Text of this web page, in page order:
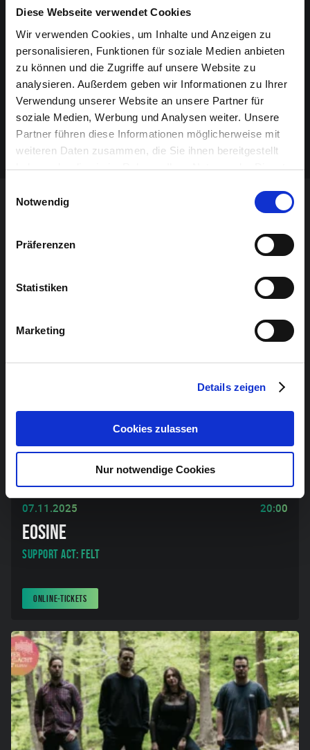
Diese Webseite verwendet Cookies
Wir verwenden Cookies, um Inhalte und Anzeigen zu
personalisieren, Funktionen für soziale Medien anbieten
zu können und die Zugriffe auf unsere Website zu
analysieren. Außerdem geben wir Informationen zu Ihrer
Verwendung unserer Website an unsere Partner für
soziale Medien, Werbung und Analysen weiter. Unsere
Partner führen diese Informationen möglicherweise mit
weiteren Daten zusammen, die Sie ihnen bereitgestellt
haben oder die sie im Rahmen Ihrer Nutzung der Dienste
Notwendig
Präferenzen
Statistiken
Marketing
Details zeigen
Cookies zulassen
Nur notwendige Cookies
EINTRITT
Es sind noch Tickets an der Abendkasse erhältlich.
Vollpreis: 12 Euro
Reduziert (Sozialtarif, Studenten, mit Sunergia Karte): 6
Euro
DAS KÖNNTE SIE AUCH
SHOEGAZE
07.11.2025 20:00
EOSINE
Support Act: FELT
ONLINE-TICKETS